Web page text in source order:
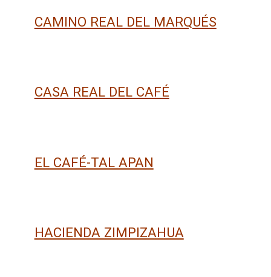
CAMINO REAL DEL MARQUÉS
CASA REAL DEL CAFÉ
EL CAFÉ-TAL APAN
HACIENDA ZIMPIZAHUA